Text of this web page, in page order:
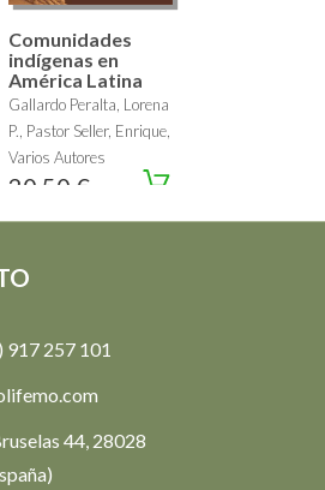
Comunidades
indígenas en
América Latina
Gallardo Peralta, Lorena
P., Pastor Seller, Enrique,
Varios Autores
20,50 €
917 257 101
44, 28028